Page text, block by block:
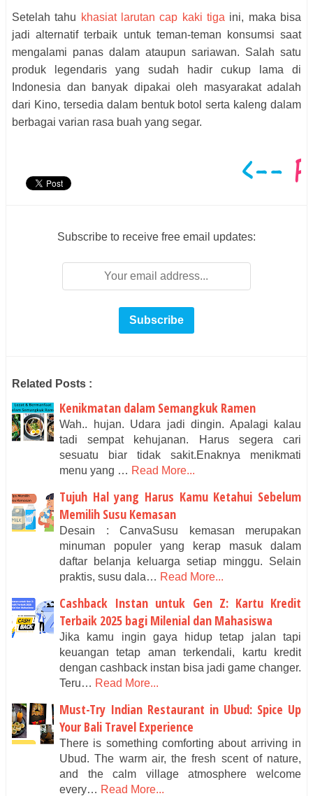
Setelah tahu khasiat larutan cap kaki tiga ini, maka bisa
jadi alternatif terbaik untuk teman-teman konsumsi saat
mengalami panas dalam ataupun sariawan. Salah satu
produk legendaris yang sudah hadir cukup lama di
Indonesia dan banyak dipakai oleh masyarakat adalah
dari Kino, tersedia dalam bentuk botol serta kaleng dalam
berbagai varian rasa buah yang segar.
Subscribe to receive free email updates:
Related Posts :
Kenikmatan dalam Semangkuk Ramen
Wah.. hujan. Udara jadi dingin. Apalagi kalau
tadi sempat kehujanan. Harus segera cari
sesuatu biar tidak sakit.Enaknya menikmati
menu yang … Read More...
Tujuh Hal yang Harus Kamu Ketahui Sebelum
Memilih Susu Kemasan
Desain : CanvaSusu kemasan merupakan
minuman populer yang kerap masuk dalam
daftar belanja keluarga setiap minggu. Selain
praktis, susu dala… Read More...
Cashback Instan untuk Gen Z: Kartu Kredit
Terbaik 2025 bagi Milenial dan Mahasiswa
Jika kamu ingin gaya hidup tetap jalan tapi
keuangan tetap aman terkendali, kartu kredit
dengan cashback instan bisa jadi game changer.
Teru… Read More...
Must-Try Indian Restaurant in Ubud: Spice Up
Your Bali Travel Experience
There is something comforting about arriving in
Ubud. The warm air, the fresh scent of nature,
and the calm village atmosphere welcome
every… Read More...